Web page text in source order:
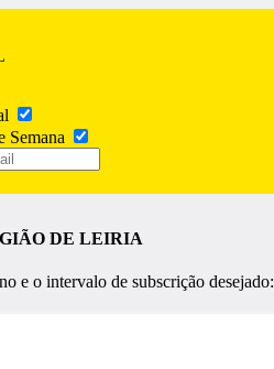
Semana
DE LEIRIA
e o intervalo de subscrição desejado: